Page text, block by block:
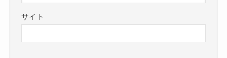
サイト